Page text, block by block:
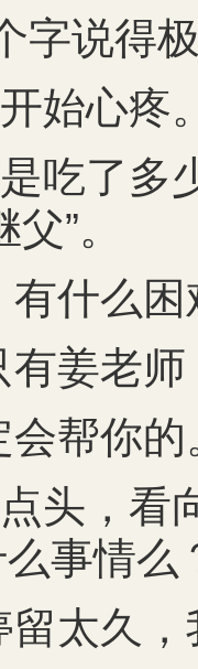
字说得
始心疼
吃了多
”。
有什么
有姜老
会帮你的
头，看
事情么
留太久